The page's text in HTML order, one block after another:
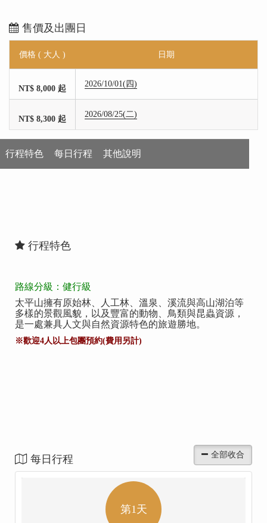
售價及出團日
價格 ( 大人 ) 日期
NT$ 8,000 起 2026/10/01(四)
NT$ 8,300 起 2026/08/25(二)
行程特色 每日行程 其他說明
行程特色
路線分級：健行級
太平山擁有原始林、人工林、溫泉、溪流與高山湖泊等
多樣的景觀風貌，以及豐富的動物、鳥類與昆蟲資源，
是一處兼具人文與自然資源特色的旅遊勝地。
※歡迎4人以上包團預約(費用另計)
每日行程
第1天